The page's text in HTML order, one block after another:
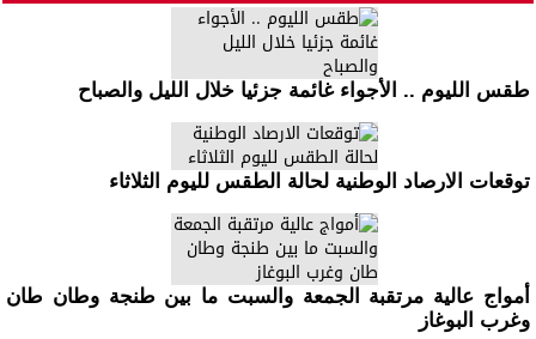
طقس الليوم .. الأجواء غائمة جزئيا خلال الليل والصباح
توقعات الارصاد الوطنية لحالة الطقس لليوم الثلاثاء
أمواج عالية مرتقبة الجمعة والسبت ما بين طنجة وطان طان
وغرب البوغاز